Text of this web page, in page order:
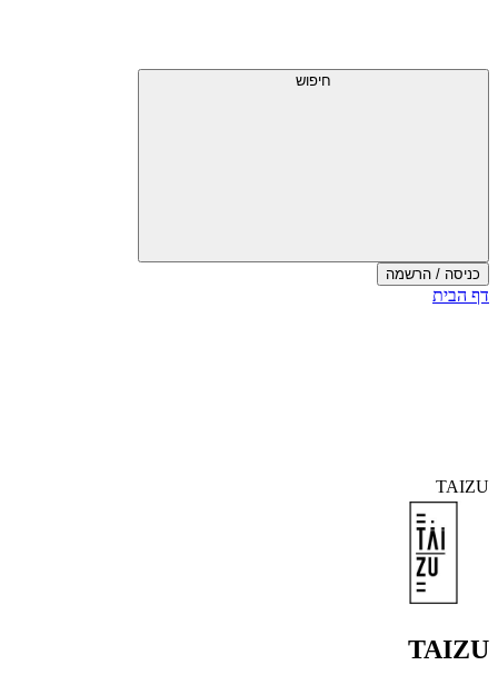
חיפוש
כניסה / הרשמה
דף הבית
TAIZU
TAIZU